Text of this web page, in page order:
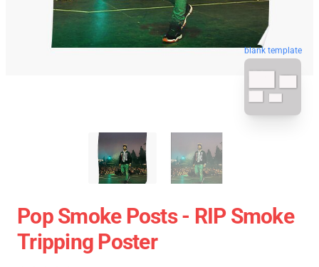
blank template
Pop Smoke Posts - RIP Smoke
Tripping Poster